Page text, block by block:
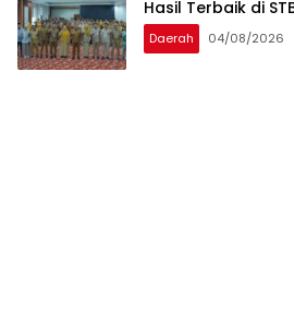
Hasil Terbaik di
Daerah 04/08/2026